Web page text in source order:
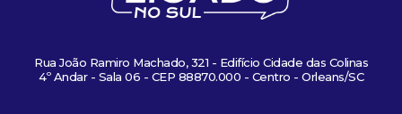
Rua João Ramiro Machado, 321 - Edifício Cidade das Colinas
4º Andar - Sala 06 - CEP 88870.000 - Centro - Orleans/SC